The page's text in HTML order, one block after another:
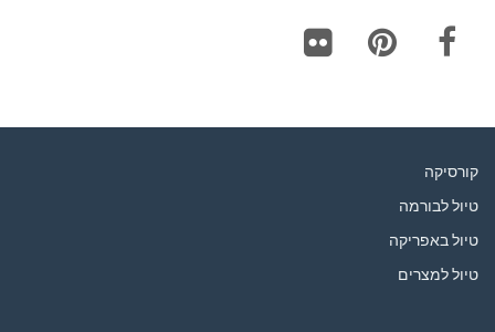
קורסיקה
טיול לבורמה
טיול באפריקה
טיול למצרים